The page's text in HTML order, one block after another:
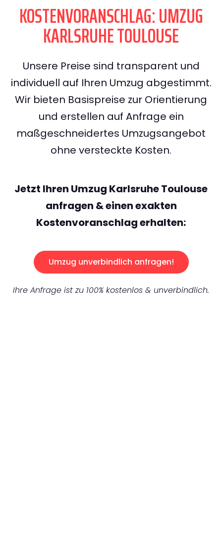
KOSTENVORANSCHLAG: UMZUG
KARLSRUHE TOULOUSE
Unsere Preise sind transparent und
individuell auf Ihren Umzug abgestimmt.
Wir bieten Basispreise zur Orientierung
und erstellen auf Anfrage ein
maßgeschneidertes Umzugsangebot
ohne versteckte Kosten.
Jetzt Ihren Umzug Karlsruhe Toulouse
anfragen & einen exakten
Kostenvoranschlag erhalten:
Umzug unverbindlich anfragen!
Ihre Anfrage ist zu 100% kostenlos & unverbindlich.